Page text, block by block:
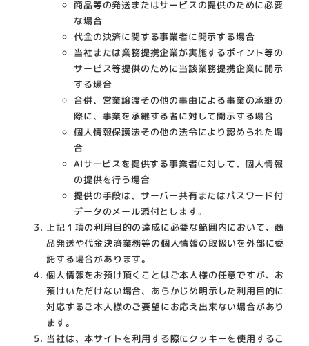
商品等の発送またはサービスの提供のために必要
な場合
代金の決済に関する事業者に開示する場合
当社または業務提携企業が実施するポイント等の
サービス等提供のために当該業務提携企業に開示
する場合
合併、営業譲渡その他の事由による事業の承継の
際に、事業を承継する者に対して開示する場合
個人情報保護法その他の法令により認められた場
合
AIサービスを提供する事業者に対して、個人情報
の提供を行う場合
提供の手段は、サーバー共有またはパスワード付
データのメール添付とします。
上記１項の利用目的の達成に必要な範囲内において、商
品発送や代金決済業務等の個人情報の取扱いを外部に委
託する場合があります。
個人情報をお預け頂くことはご本人様の任意ですが、お
預けいただけない場合、あらかじめ明示した利用目的に
対応するご本人様のご要望にお応え出来ない場合があり
ます。
当社は、本サイトを利用する際にクッキーを使用するこ